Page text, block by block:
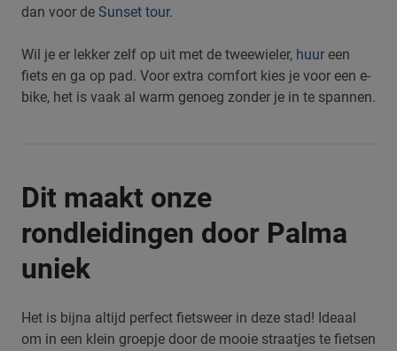
dan voor de Sunset tour.
Wil je er lekker zelf op uit met de tweewieler, huur een
fiets en ga op pad. Voor extra comfort kies je voor een e-
bike, het is vaak al warm genoeg zonder je in te spannen.
Dit maakt onze
rondleidingen door Palma
uniek
Het is bijna altijd perfect fietsweer in deze stad! Ideaal
om in een klein groepje door de mooie straatjes te fietsen